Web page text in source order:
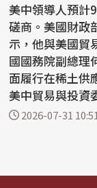
美中領導人預計
磋商。美國財
示，他與美國
國國務院副總理
面履行在稀土供
美中貿易與投資
對美國實施...
2026-07-31